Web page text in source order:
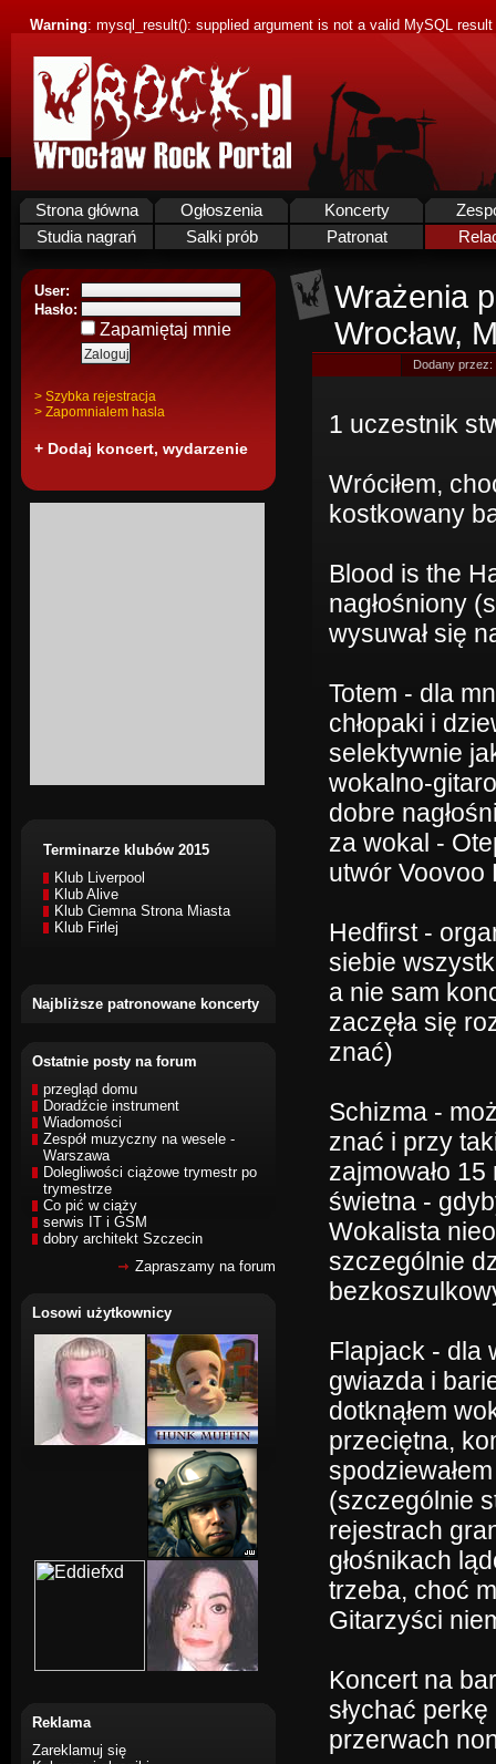
Warning: mysql_result(): supplied argument is not a valid MySQL
Strona główna Ogłoszenia Koncerty
Studia nagrań
Salki prób Patronat
User:
Hasło:
Zapamiętaj mnie
> Szybka rejestracja
> Zapomnialem hasla
+ Dodaj koncert, wydarzenie
Terminarze klubów 2015
Klub Liverpool
Klub Alive
Klub Ciemna Strona Miasta
Klub Firlej
Najbliższe patronowane koncerty
Ostatnie posty na forum
przegląd domu
Doradźcie instrument
Wiadomości
Zespół muzyczny na wesele -
Warszawa
Dolegliwości ciążowe trymestr po
trymestrze
Co pić w ciąży
serwis IT i GSM
dobry architekt Szczecin
Zapraszamy na forum
Losowi użytkownicy
Reklama
Zareklamuj się
Wrażenia
Wrocław,
Dodany przez:
1 uczestnik
Wróciłem,
kostkowany
Blood is the
nagłośniony
wysuwał się
Totem - dla
chłopaki i
selektywnie
wokalno-
dobre
za wokal -
utwór Voovoo
Hedfirst -
siebie
a nie sam
zaczęła się
znać)
Schizma -
znać i przy
zajmowało
świetna -
Wokalista
szczególnie
Flapjack - dla
gwiazda i
dotknąłem
przeciętna,
(szczególnie
rejestrach
głośnikach
trzeba, choć
Gitarzyści
Koncert na
słychać
przerwach